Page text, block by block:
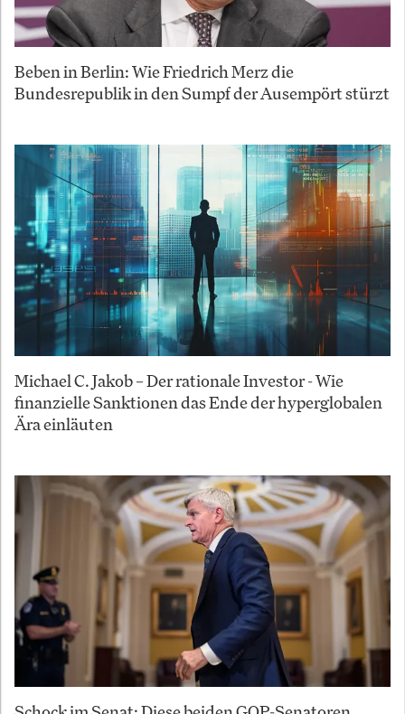
Beben in Berlin: Wie Friedrich Merz die
Bundesrepublik in den Sumpf der Ausempört stürzt
Michael C. Jakob – Der rationale Investor - Wie
finanzielle Sanktionen das Ende der hyperglobalen
Ära einläuten